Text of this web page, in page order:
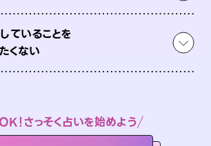
ていることを
くない
！さっそく占いを始めよう